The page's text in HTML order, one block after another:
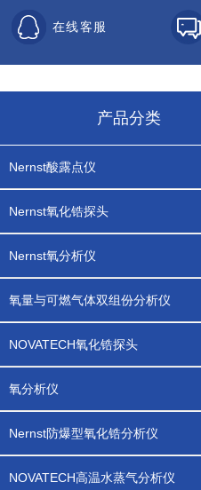
在线客服
产品分类
Nernst酸露点仪
Nernst氧化锆探头
Nernst氧分析仪
氧量与可燃气体双组份分析仪
NOVATECH氧化锆探头
氧分析仪
Nernst防爆型氧化锆分析仪
NOVATECH高温水蒸气分析仪